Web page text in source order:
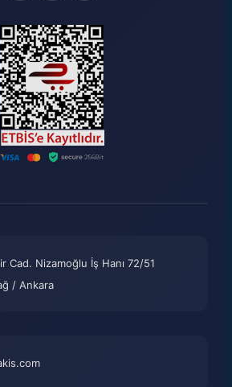
Cad. Nizamoğlu İş Hanı 72/51
/ Ankara